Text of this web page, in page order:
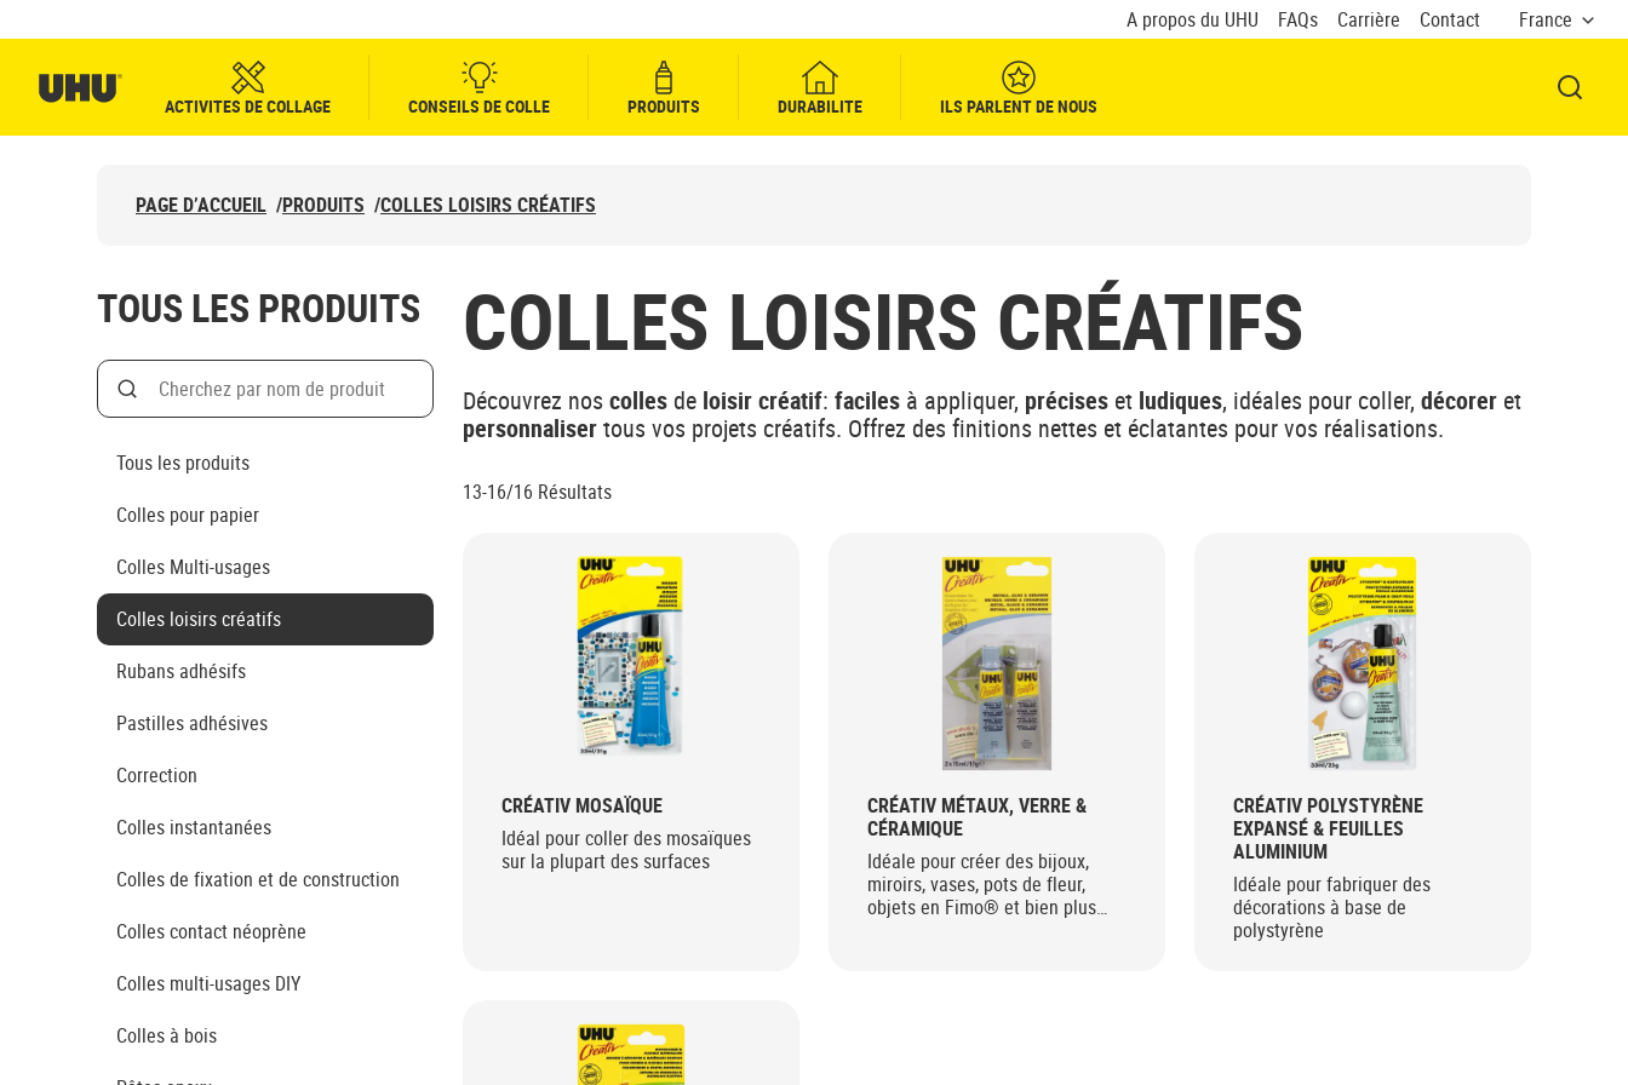
A propos du UHU FAQs Carrière Contact France
ACTIVITES DE COLLAGE CONSEILS DE COLLE PRODUITS DURABILITE ILS PARLENT DE NOUS
PAGE D’ACCUEIL /PRODUITS /COLLES LOISIRS CRÉATIFS
TOUS LES PRODUITS
Search
Rechercher par nom de produit
Tous les produits
Colles pour papier
Colles Multi-usages
Colles loisirs créatifs
Rubans adhésifs
Pastilles adhésives
Correction
Colles instantanées
Colles de fixation et de construction
Colles contact néoprène
Colles multi-usages DIY
Colles à bois
COLLES LOISIRS CRÉATIFS
Découvrez nos colles de loisir créatif: faciles à appliquer, précises et ludiques, idéales pour coller, décorer et
personnalisertous vos projets créatifs. Offrez des finitions nettes et éclatantes pour vos réalisations.
13-16/16 Résultats
CRÉATIV MOSAÏQUE
Idéal pour coller des mosaïques
sur la plupart des surfaces
CRÉATIV MÉTAUX, VERRE &
CÉRAMIQUE
Idéale pour créer des bijoux,
miroirs, vases, pots de fleur,
objets en Fimo® et bien plus
CRÉATIV POLYSTYRÈNE
EXPANSÉ & FEUILLES
ALUMINIUM
Idéale pour fabriquer des
décorations à base de
polystyrène